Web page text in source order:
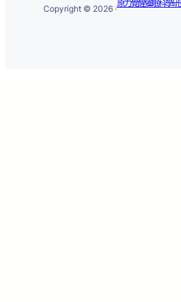
Copyright © 2026 ·
原力覺醒催眠科學研